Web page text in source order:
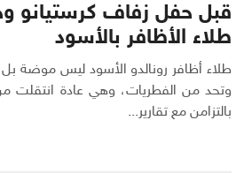
قبل حفل زفاف كرستيانو
طلاء الأظافر بالأسود
طلاء أظافر رونالدو الأسود ليس موضة
وتحد من الفطريات، وهي عادة انتقلت من
بالتزامن مع تقارير...